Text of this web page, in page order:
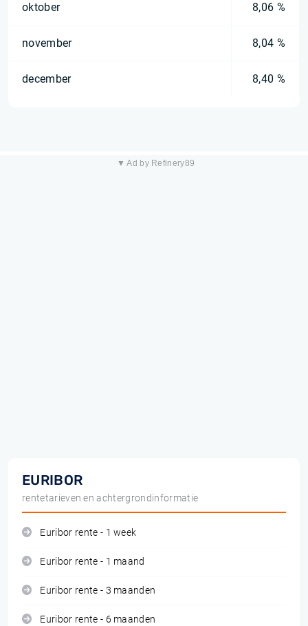
oktober 8,06 %
november 8,04 %
december 8,40 %
▼ Ad by Refinery89
EURIBOR
rentetarieven en achtergrondinformatie
Euribor rente - 1 week
Euribor rente - 1 maand
Euribor rente - 3 maanden
Euribor rente - 6 maanden